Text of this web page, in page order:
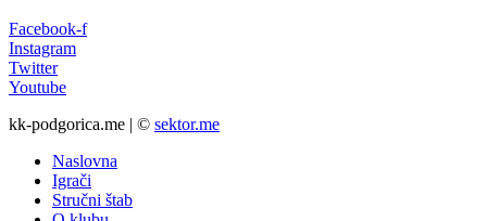
Facebook-f
Instagram
Twitter
Youtube
kk-podgorica.me | © sektor.me
Naslovna
Igrači
Stručni štab